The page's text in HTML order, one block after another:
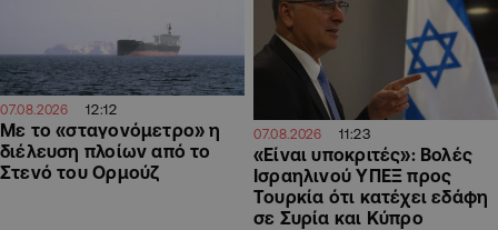
07.08.2026 12:12
Με το «σταγονόμετρο» η
διέλευση πλοίων από το
Στενό του Ορμούζ
07.08.2026 11:23
«Είναι υποκριτές»: Βολές
Ισραηλινού ΥΠΕΞ προς
Τουρκία ότι κατέχει εδάφη
σε Συρία και Κύπρο